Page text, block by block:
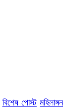
বিশেষ পোস্ট মহিলাঙ্গন